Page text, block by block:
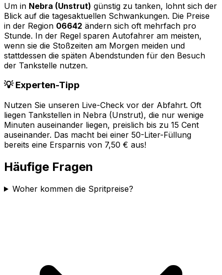
Um in Nebra (Unstrut) günstig zu tanken, lohnt sich der
Blick auf die tagesaktuellen Schwankungen. Die Preise
in der Region 06642 ändern sich oft mehrfach pro
Stunde. In der Regel sparen Autofahrer am meisten,
wenn sie die Stoßzeiten am Morgen meiden und
stattdessen die späten Abendstunden für den Besuch
der Tankstelle nutzen.
💡 Experten-Tipp
Nutzen Sie unseren Live-Check vor der Abfahrt. Oft
liegen Tankstellen in Nebra (Unstrut), die nur wenige
Minuten auseinander liegen, preislich bis zu 15 Cent
auseinander. Das macht bei einer 50-Liter-Füllung
bereits eine Ersparnis von 7,50 € aus!
Häufige Fragen
Woher kommen die Spritpreise?